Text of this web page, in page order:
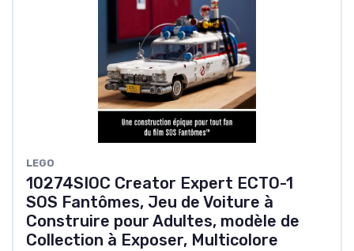
LEGO
10274SIOC Creator Expert ECTO-1
SOS Fantômes, Jeu de Voiture à
Construire pour Adultes, modèle de
Collection à Exposer, Multicolore